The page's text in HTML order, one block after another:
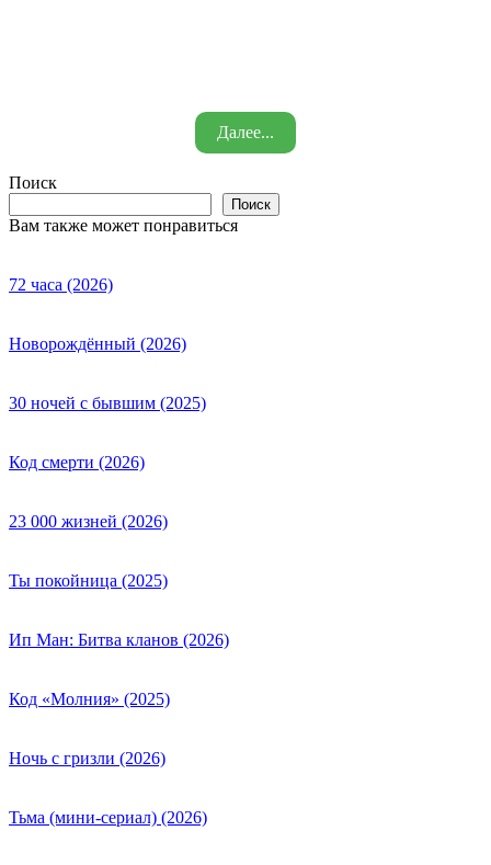
Далее...
Поиск
Поиск
Вам также может понравиться
72 часа (2026)
Новорождённый (2026)
30 ночей с бывшим (2025)
Код смерти (2026)
23 000 жизней (2026)
Ты покойница (2025)
Ип Ман: Битва кланов (2026)
Код «Молния» (2025)
Ночь с гризли (2026)
Тьма (мини-сериал) (2026)